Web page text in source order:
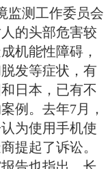
。一般来
一些，而
射最大，
有可能改
。